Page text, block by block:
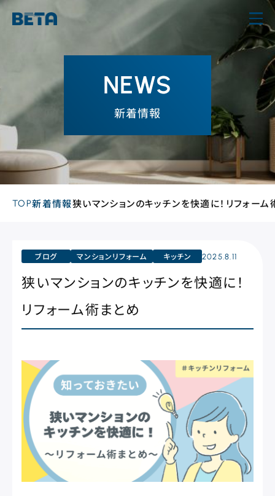
内
プ
NEWS
新着情報
TOP新着情報狭いマンションのキッチンを快適に！リフォーム
ブログ マンションリフォーム キッチン 2025.8.11
狭いマンションのキッチンを快適に！
リフォーム術まとめ